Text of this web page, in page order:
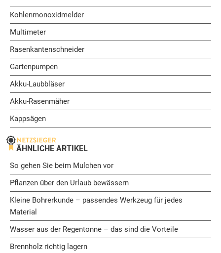
Kohlenmonoxidmelder
Multimeter
Rasenkantenschneider
Gartenpumpen
Akku-Laubbläser
Akku-Rasenmäher
Kappsägen
ÄHNLICHE ARTIKEL
So gehen Sie beim Mulchen vor
Pflanzen über den Urlaub bewässern
Kleine Bohrerkunde – passendes Werkzeug für jedes
Material
Wasser aus der Regentonne – das sind die Vorteile
Brennholz richtig lagern